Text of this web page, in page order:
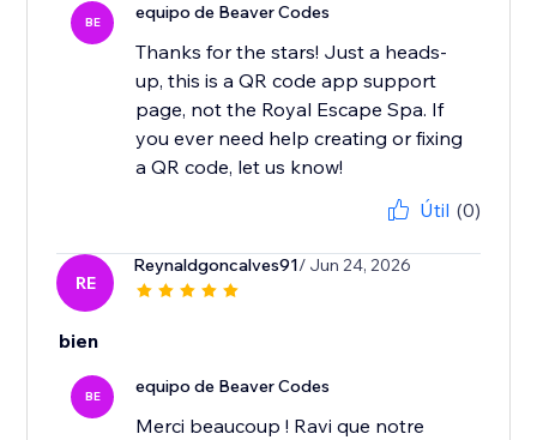
BE equipo de Beaver Codes
Thanks for the stars! Just a heads-
up, this is a QR code app support
page, not the Royal Escape Spa. If
you ever need help creating or fixing
a QR code, let us know!
Útil (0)
RE
Reynaldgoncalves91/ Jun 24, 2026
bien
BE equipo de Beaver Codes
Merci beaucoup ! Ravi que notre